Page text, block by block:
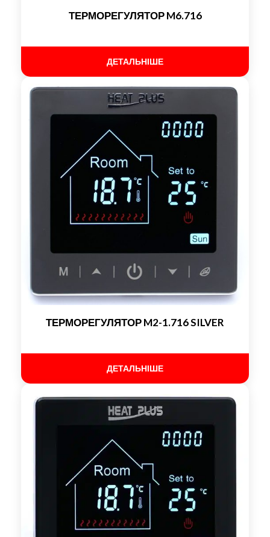
ТЕРМОРЕГУЛЯТОР M6.716
ДЕТАЛЬНІШЕ
ТЕРМОРЕГУЛЯТОР M2-1.716 SILVER
ДЕТАЛЬНІШЕ